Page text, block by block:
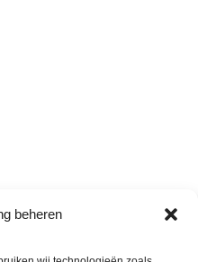
beheren